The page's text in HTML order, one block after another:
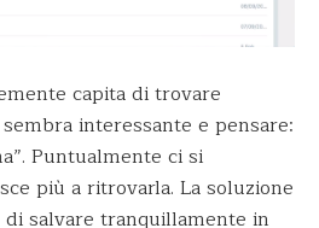
capita di trovare
interessante e pensare:
Puntualmente ci si
più a ritrovarla. La soluzione
salvare tranquillamente in